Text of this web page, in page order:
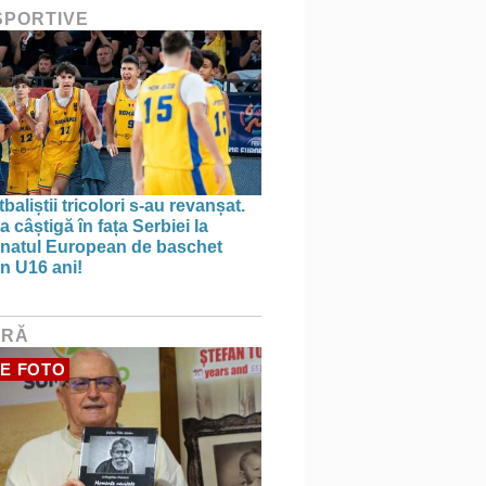
tricolori s-au revanșat.
câștigă în fața Serbiei la
European de baschet
U16 ani!
FOTO